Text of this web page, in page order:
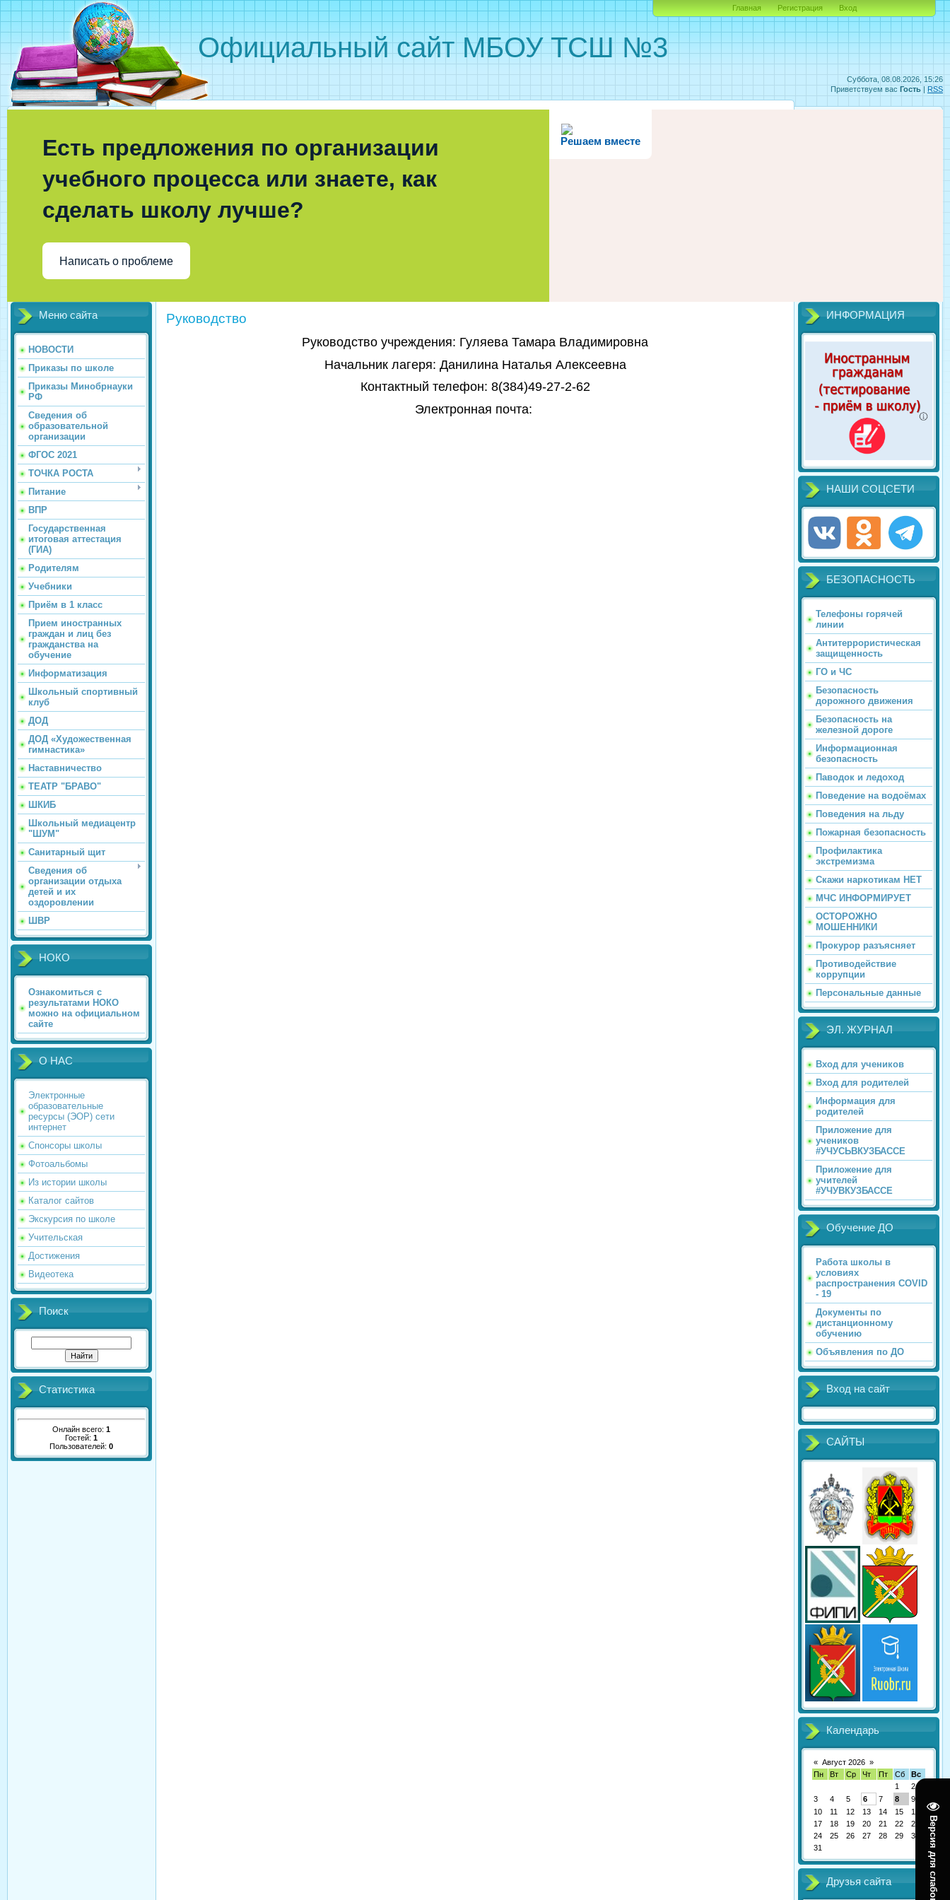
Суббота, 08.08.2026, 15:26
Приветствуем вас Гость | RSS
Официальный сайт МБОУ ТСШ №3
Главная Регистрация Вход
Решаем вместе
Есть предложения по организации
учебного процесса или знаете, как
сделать школу лучше?
Написать о проблеме
Меню сайта
НОВОСТИ
Приказы по школе
Приказы Минобрнауки
РФ
Сведения об
образовательной
организации
ФГОС 2021
ТОЧКА РОСТА
Питание
ВПР
Государственная
итоговая аттестация
(ГИА)
Родителям
Учебники
Приём в 1 класс
Прием иностранных
граждан и лиц без
гражданства на
обучение
Информатизация
Школьный спортивный
клуб
ДОД
ДОД «Художественная
гимнастика»
Наставничество
ТЕАТР "БРАВО"
ШКИБ
Школьный медиацентр
"ШУМ"
Санитарный щит
Сведения об
организации отдыха
детей и их
оздоровлении
ШВР
НОКО
Ознакомиться с
результатами НОКО
можно на официальном
сайте
О НАС
Электронные
образовательные
ресурсы (ЭОР) сети
интернет
Спонсоры школы
Фотоальбомы
Из истории школы
Каталог сайтов
Экскурсия по школе
Учительская
Достижения
Видеотека
Поиск
Статистика
Онлайн всего: 1
Гостей: 1
Пользователей: 0
Руководство
Руководство учреждения: Гуляева Тамара Владимировна
Начальник лагеря: Данилина Наталья Алексеевна
Контактный телефон: 8(384)49-27-2-62
Электронная почта:
ИНФОРМАЦИЯ
НАШИ СОЦСЕТИ
БЕЗОПАСНОСТЬ
Телефоны горячей
линии
Антитеррористическая
защищенность
ГО и ЧС
Безопасность
дорожного движения
Безопасность на
железной дороге
Информационная
безопасность
Паводок и ледоход
Поведение на водоёмах
Поведения на льду
Пожарная безопасность
Профилактика
экстремизма
Скажи наркотикам НЕТ
МЧС ИНФОРМИРУЕТ
ОСТОРОЖНО
МОШЕННИКИ
Прокурор разъясняет
Противодействие
коррупции
Персональные данные
ЭЛ. ЖУРНАЛ
Вход для учеников
Вход для родителей
Информация для
родителей
Приложение для
учеников
#УЧУСЬВКУЗБАССЕ
Приложение для
учителей
#УЧУВКУЗБАССЕ
Обучение ДО
Работа школы в
условиях
распространения COVID
- 19
Документы по
дистанционному
обучению
Объявления по ДО
Вход на сайт
САЙТЫ
Календарь
« Август 2026 »
Пн
Вт Ср Чт Пт Сб
Вс
1
2
3
4 5 6 7 8
9
10
11 12 13 14 15
16
17
18 19 20 21 22
23
24
25 26 27 28 29
30
31
Друзья сайта